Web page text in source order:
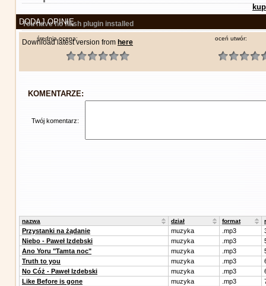
You have no flash plugin installed
Download latest version from here
DODAJ OPINIĘ
średnia ocena: oceń utwór:
KOMENTARZE:
Twój komentarz:
nazwa dział format
Przystanki na żądanie muzyka .mp3
Niebo - Paweł Izdebski
muzyka .mp3
Ano Yoru "Tamta noc"
muzyka .mp3
Truth to you
muzyka .mp3
No Cóż - Paweł Izdebski
muzyka .mp3
Like Before is gone
muzyka .mp3